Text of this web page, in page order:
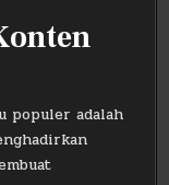
populer adalah